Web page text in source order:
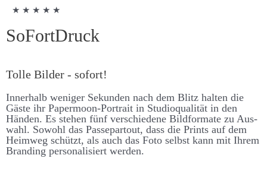
★ ★ ★ ★ ★
SoFort­Druck
Tolle Bilder - sofort!
Inner­halb weniger Se­kunden nach dem Blitz halten die
Gäste ihr Paper­moon-Portrait in Studio­qualität in den
Händen. Es stehen fünf ver­schiedene Bild­formate zu Aus­
wahl. So­wohl das Passe­partout, dass die Prints auf dem
Heim­weg schützt, als auch das Foto selbst kann mit Ihrem
Branding personalisiert werden.